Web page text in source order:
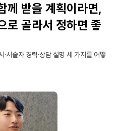
께 받을 계획이라면,
로 골라서 정하면 좋
시술자 경력·상담 설명 세 가지를 어떻